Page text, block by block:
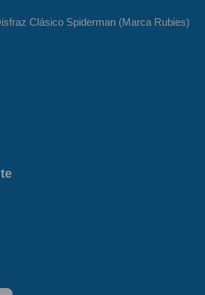
Clásico Spiderman (Marca Rubies)